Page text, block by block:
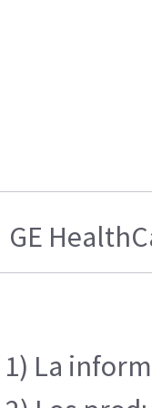
GE
1) La